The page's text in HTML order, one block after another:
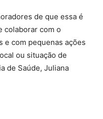
de que essa é
colaborar com o
e com pequenas ações
ou situação de
de Saúde, Juliana